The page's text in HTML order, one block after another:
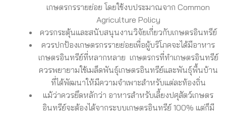
เกษตรกรรายย่อย โดยใช้งบประมาณจาก Common
Agriculture Policy
ควรกระตุ้นและสนับสนุนงานวิจัยเกี่ยวกับเกษตรอินทรีย์
ควรปกป้องเกษตรกรรายย่อยเพื่อผู้บริโภคจะได้มีอาหาร
เกษตรอินทรีย์ที่หลากหลาย เกษตรกรที่ทำเกษตรอินทรีย์
ควรพยายามใช้เมล็ดพันธุ์เกษตรอินทรีย์และพันธุ์พื้นบ้าน
ที่ได้พัฒนาให้มีความจำเพาะสำหรับแต่ละท้องถิ่น
แม้ว่าควรยึดหลักว่า อาหารสำหรับเลี้ยงปศุสัตว์เกษตร
อินทรีย์จะต้องได้จากระบบเกษตรอินทรีย์ 100% แต่ก็มี